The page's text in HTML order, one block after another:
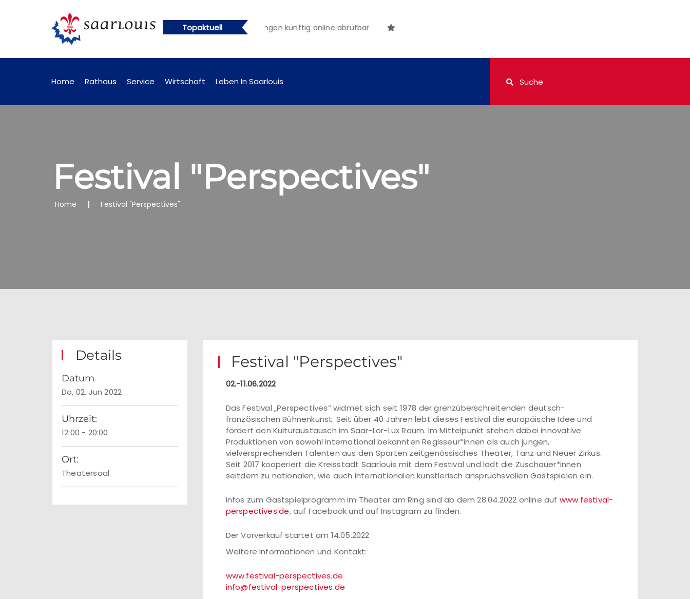
Topaktuell
künftig online abrufbar Öffentliche Bekanntmachungen künftig online abrufbar
Home Rathaus Service Wirtschaft Leben In Saarlouis
Festival "Perspectives"
Home Festival "Perspectives"
Details
Datum
Do, 02. Jun 2022
Uhrzeit:
12:00 - 20:00
Ort:
Theatersaal
Festival "Perspectives"
02.-11.06.2022
Das Festival „Perspectives“ widmet sich seit 1978 der grenzüberschreitenden deutsch-
französischen Bühnenkunst. Seit über 40 Jahren lebt dieses Festival die europäische Idee und
fördert den Kulturaustausch im Saar-Lor-Lux Raum. Im Mittelpunkt stehen dabei innovative
Produktionen von sowohl international bekannten Regisseur*innen als auch jungen,
vielversprechenden Talenten aus den Sparten zeitgenössisches Theater, Tanz und Neuer Zirkus.
Seit 2017 kooperiert die Kreisstadt Saarlouis mit dem Festival und lädt die Zuschauer*innen
seitdem zu nationalen, wie auch internationalen künstlerisch anspruchsvollen Gastspielen ein.
Infos zum Gastspielprogramm im Theater am Ring sind ab dem 28.04.2022 online auf www.festival-
perspectives.de, auf Facebook und auf Instagram zu finden.
Der Vorverkauf startet am 14.05.2022
Weitere Informationen und Kontakt:
www.festival-perspectives.de
info@festival-perspectives.de